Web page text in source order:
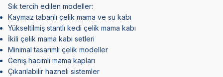
Sık tercih edilen modeller:
Kaymaz tabanlı çelik mama ve su kabı
Yükseltilmiş stantlı kedi çelik mama kabı
İkili çelik mama kabı setleri
Minimal tasarımlı çelik modeller
Geniş hacimli mama kapları
Çıkarılabilir hazneli sistemler